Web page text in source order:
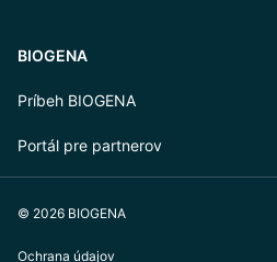
BIOGENA
Príbeh BIOGENA
Portál pre partnerov
© 2026 BIOGENA
Ochrana údajov